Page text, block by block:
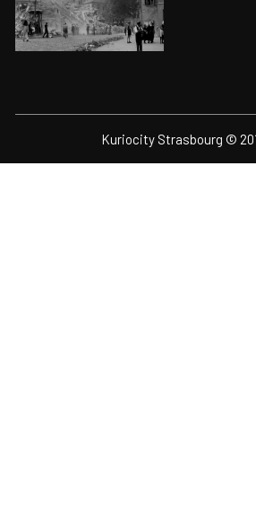
Kuriocity Strasbourg ©